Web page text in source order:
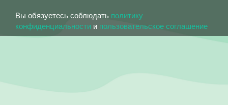
Вы обязуетесь соблюдать политику
конфиденциальности и пользовательское соглашение